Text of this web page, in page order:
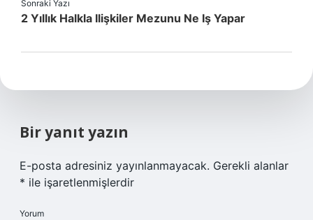
Sonraki Yazı
2 Yıllık Halkla Ilişkiler Mezunu Ne Iş Yapar
Bir yanıt yazın
E-posta adresiniz yayınlanmayacak. Gerekli alanlar
* ile işaretlenmişlerdir
Yorum